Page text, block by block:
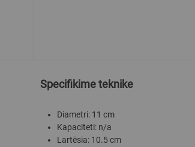
Specifikime teknike
Diametri: 11 cm
Kapaciteti: n/a
Lartësia: 10.5 cm